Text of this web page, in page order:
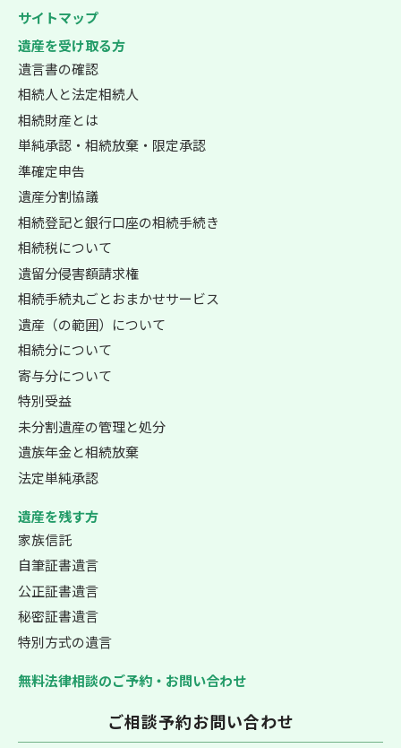
サイトマップ
遺産を受け取る方
遺言書の確認
相続人と法定相続人
相続財産とは
単純承認・相続放棄・限定承認
準確定申告
遺産分割協議
相続登記と銀行口座の相続手続き
相続税について
遺留分侵害額請求権
相続手続丸ごとおまかせサービス
遺産（の範囲）について
相続分について
寄与分について
特別受益
未分割遺産の管理と処分
遺族年金と相続放棄
法定単純承認
遺産を残す方
家族信託
自筆証書遺言
公正証書遺言
秘密証書遺言
特別方式の遺言
無料法律相談のご予約・お問い合わせ
ご相談予約お問い合わせ